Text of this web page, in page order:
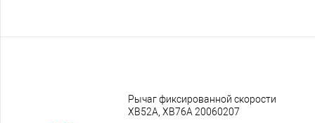
Рычаг фиксированной скорости
XB52A, XB76A 20060207